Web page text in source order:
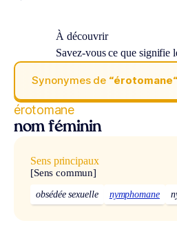
À découvrir
Savez-vous ce que signifie
Synonymes de “érotomane“
érotomane
nom féminin
Sens principaux
[Sens commun]
obsédée sexuelle nymphomane